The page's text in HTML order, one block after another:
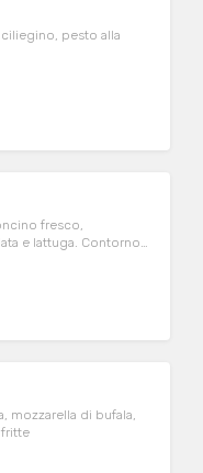
pesto alla
fresco,
e lattuga. Contorno
mozzarella di bufala,